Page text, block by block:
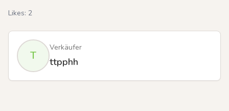
Likes: 2
T
Verkäufer
ttpphh